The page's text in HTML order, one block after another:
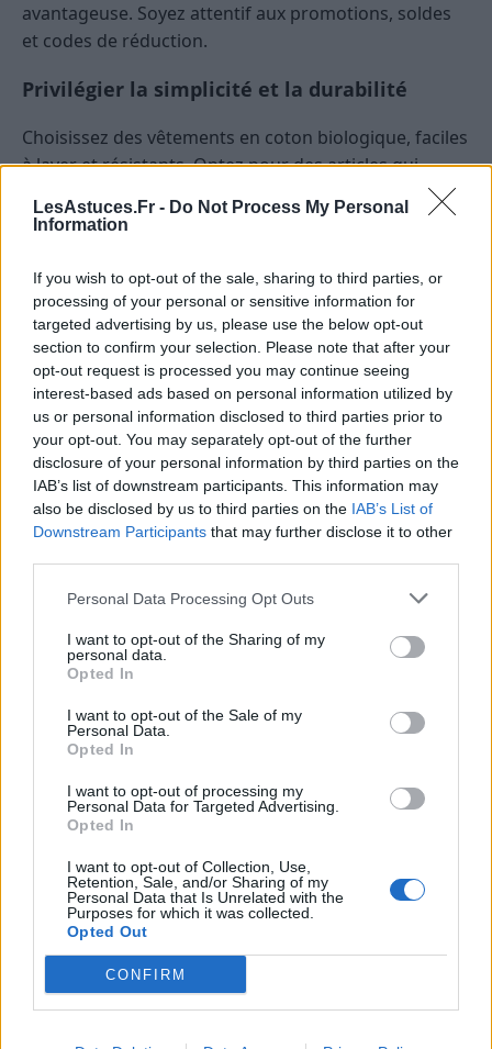
LesAstuces.Fr - Do Not Process My Personal
Information
If you wish to opt-out of the sale, sharing to third parties, or
processing of your personal or sensitive information for
targeted advertising by us, please use the below opt-out
section to confirm your selection. Please note that after your
opt-out request is processed you may continue seeing
interest-based ads based on personal information utilized by
us or personal information disclosed to third parties prior to
your opt-out. You may separately opt-out of the further
disclosure of your personal information by third parties on the
IAB’s list of downstream participants. This information may
also be disclosed by us to third parties on the IAB’s List of
Downstream Participants that may further disclose it to other
Personal Data Processing Opt Outs
I want to opt-out of the Sharing of my
personal data.
Opted In
I want to opt-out of the Sale of my
Personal Data.
Opted In
I want to opt-out of processing my
Personal Data for Targeted Advertising.
Opted In
I want to opt-out of Collection, Use,
Retention, Sale, and/or Sharing of my
Personal Data that Is Unrelated with the
Purposes for which it was collected.
Opted Out
CONFIRM
avantageuse. Soyez attentif aux promotions, soldes
et codes de réduction.
Privilégier la simplicité et la durabilité
Choisissez des vêtements en coton biologique, faciles
à laver et résistants. Optez pour des articles qui
peuvent être utilisés plusieurs fois ou passés entre
plusieurs enfants. Les couches lavables, par exemple,
long terme.
Utiliser le système de prêt et d’échange
Les échanges de vêtements, de jouets et de matériel
entre amis ou dans des groupes locaux permettent
de renouveler le matériel sans dépenser d’argent. Les
sites de partage ou les réseaux sociaux facilitent la
mise en relation avec d’autres parents.
Réduire les coûts liés à
l’alimentation et à l’hygiène
Les dépenses liées à l’alimentation et à l’hygiène
peuvent rapidement augmenter. Voici comment
limiter ces coûts :
Préparer ses propres produits
Pour l’alimentation, privilégiez les biberons faits
maison avec des préparations en gros lorsque c’est
possible. Certains parents optent pour la
purées de fruits ou légumes achetés en grande
quantité, souvent moins chers.
Choisir des produits d’hygiène économiques
Les couches lavables, bien qu’initialement plus